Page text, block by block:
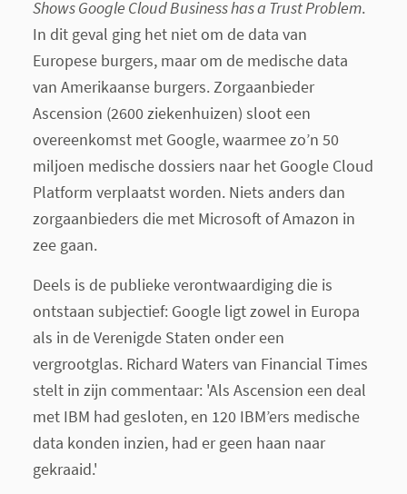
Shows Google Cloud Business has a Trust Problem.
In dit geval ging het niet om de data van
Europese burgers, maar om de medische data
van Amerikaanse burgers. Zorgaanbieder
Ascension (2600 ziekenhuizen) sloot een
overeenkomst met Google, waarmee zo’n 50
miljoen medische dossiers naar het Google Cloud
Platform verplaatst worden. Niets anders dan
zorgaanbieders die met Microsoft of Amazon in
zee gaan.
Deels is de publieke verontwaardiging die is
ontstaan subjectief: Google ligt zowel in Europa
als in de Verenigde Staten onder een
vergrootglas. Richard Waters van Financial Times
stelt in zijn commentaar: 'Als Ascension een deal
met IBM had gesloten, en 120 IBM’ers medische
data konden inzien, had er geen haan naar
gekraaid.'